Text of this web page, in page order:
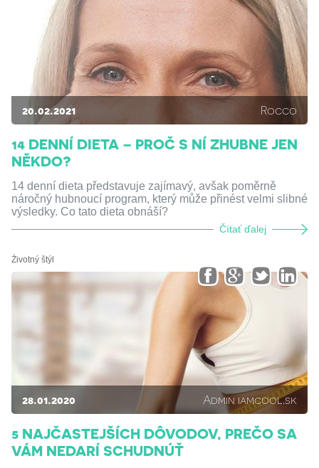
20.02.2021 Rocco
14 DENNÍ DIETA – PROČ S NÍ ZHUBNE JEN
NĚKDO?
14 denní dieta představuje zajímavý, avšak poměrně
náročný hubnoucí program, který může přinést velmi slibné
výsledky. Co tato dieta obnáší?
Čítať ďalej
Životný štýl
28.01.2020 Admin iamcool.sk
5 NAJČASTEJŠÍCH DÔVODOV, PREČO SA
VÁM NEDARÍ SCHUDNÚŤ